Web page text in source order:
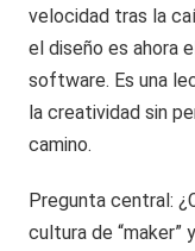
velocidad tras la
el diseño es ahora
software. Es una
la creatividad sin
camino.
Pregunta central:
cultura de “maker”